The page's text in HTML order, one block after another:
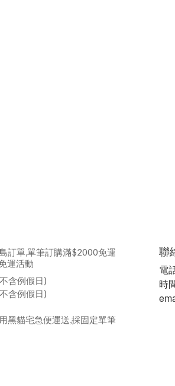
訂單,單筆訂購滿$2000免運
運活動
含例假日)
含例假日)
黑貓宅急便運送,採固定單筆
聯
電
時